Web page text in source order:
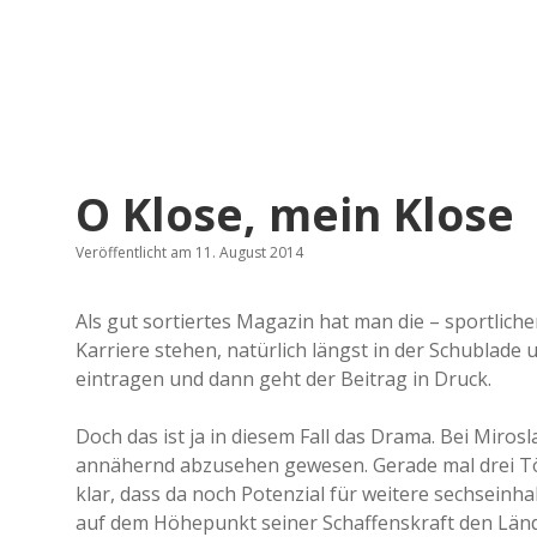
O Klose, mein Klose
Veröffentlicht am 11. August 2014
Als gut sortiertes Magazin hat man die –
Karriere stehen, natürlich längst in der Schublade
eintragen und dann geht der Beitrag in Druck.
Doch das ist ja in diesem Fall das Drama. Bei
annähernd abzusehen gewesen. Gerade mal drei
klar, dass da noch Potenzial für weitere
auf dem Höhepunkt seiner Schaffenskraft den